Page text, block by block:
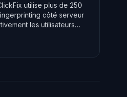
utilise plus de 250
côté serveur
les utilisateurs
la détection